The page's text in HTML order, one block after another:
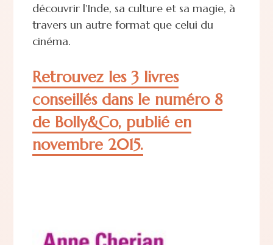
découvrir l'Inde, sa culture et sa magie, à
travers un autre format que celui du
cinéma.
Retrouvez les 3 livres
conseillés dans le numéro 8
de Bolly&Co, publié en
novembre 2015.